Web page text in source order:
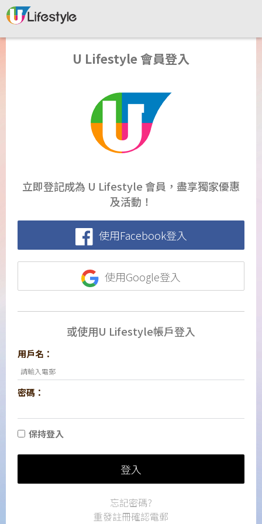
U Lifestyle 會員登入
立即登記成為 U Lifestyle 會員，盡享獨家優惠
及活動！
使用Facebook登入
使用Google登入
或使用U Lifestyle帳戶登入
用戶名：
密碼：
保持登入
登入
忘記密碼?
重發註冊確認電郵